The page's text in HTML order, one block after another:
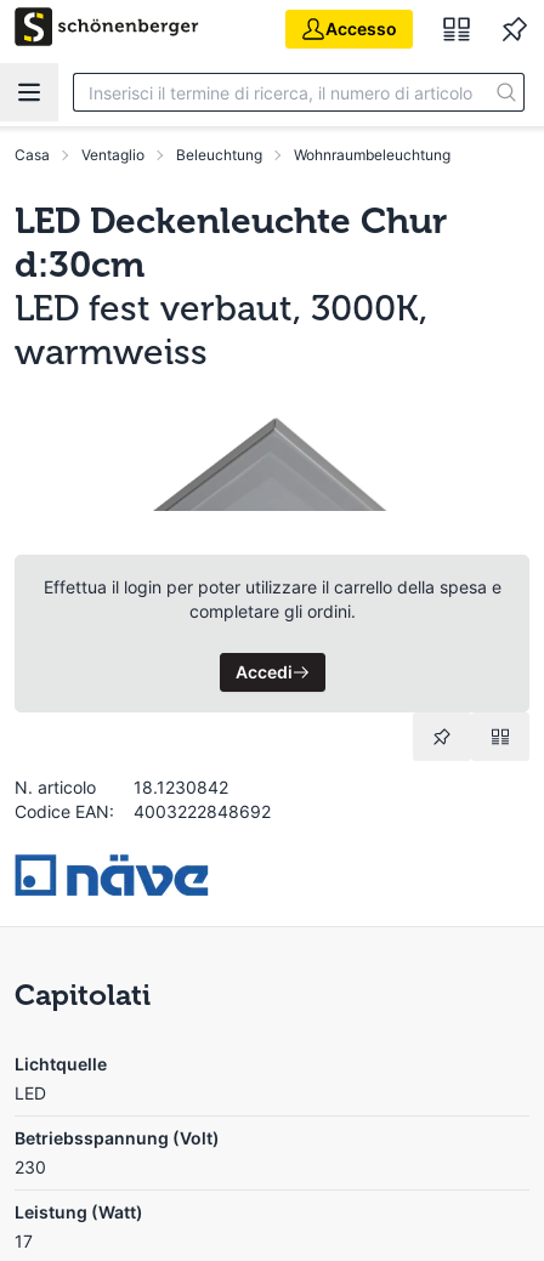
Vai al contenuto principale
Accesso
Casa Ventaglio Beleuchtung Wohnraumbeleuchtung
LED Deckenleuchte Chur
d:30cm
LED fest verbaut, 3000K,
warmweiss
Effettua il login per poter utilizzare il carrello della spesa e
completare gli ordini.
Accedi
N. articolo
18.1230842
Codice EAN:
4003222848692
Capitolati
Lichtquelle
LED
Betriebsspannung (Volt)
230
Leistung (Watt)
17